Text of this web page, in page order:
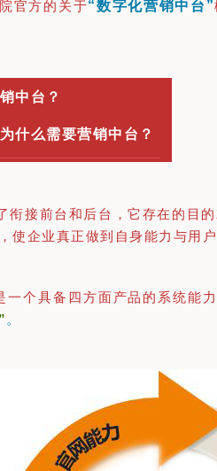
官方的关于“数字化营销中台”
中台？
什么需要营销中台？
衔接前台和后台，它存在的目
使企业真正做到自身能力与用
一个具备四方面产品的系统能
。